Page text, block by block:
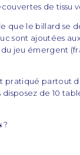
de tissu
que le billard se
sont ajoutées
jeu émergent
pratiqué partout
disposez de 10
?